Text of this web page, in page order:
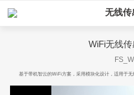
无线传
WiFi无线
基于带机智云的WiFi方案，采用模块化设计，适用于无